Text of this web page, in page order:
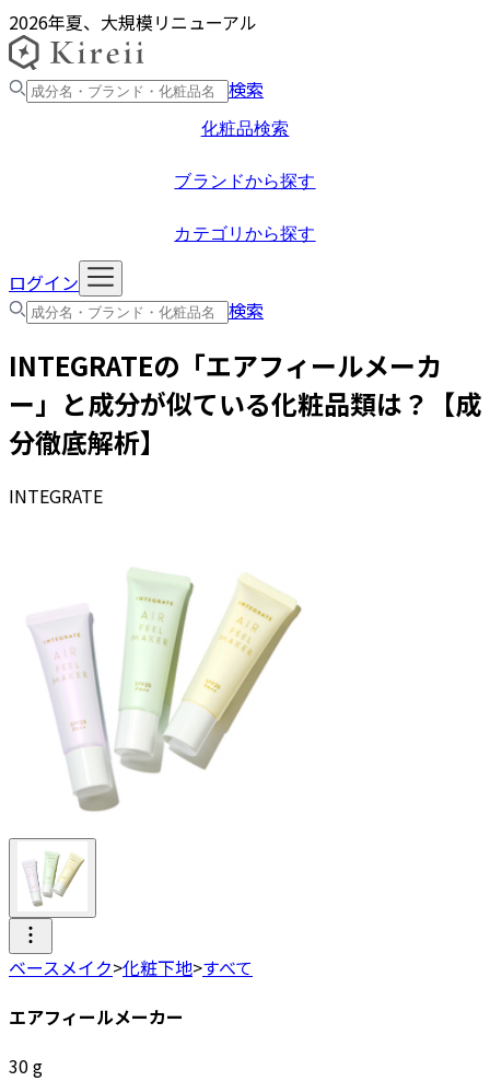
2026年夏、大規模リニューアル
検索
化粧品検索
ブランドから探す
カテゴリから探す
ログイン
検索
INTEGRATEの「エアフィールメーカ
ー 」と成分が似ている化粧品類は？【成
分徹底解析】
INTEGRATE
ベースメイク>化粧下地>すべて
エアフィールメーカー
30g